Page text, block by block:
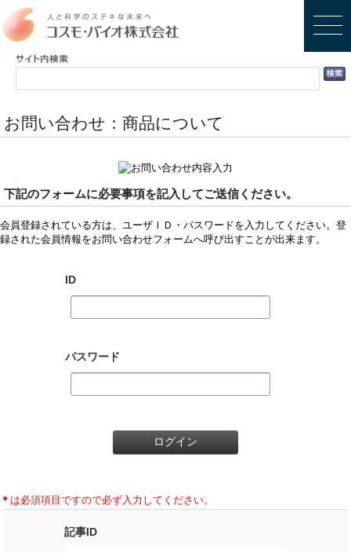
お問い合わせ：商品について
下記のフォームに必要事項を記入してご送信ください。
会員登録されている方は、ユーザＩＤ・パスワードを入力してください。登
録された会員情報をお問い合わせフォームへ呼び出すことが出来ます。
ID
パスワード
＊ は必須項目ですので必ず入力してください。
記事ID